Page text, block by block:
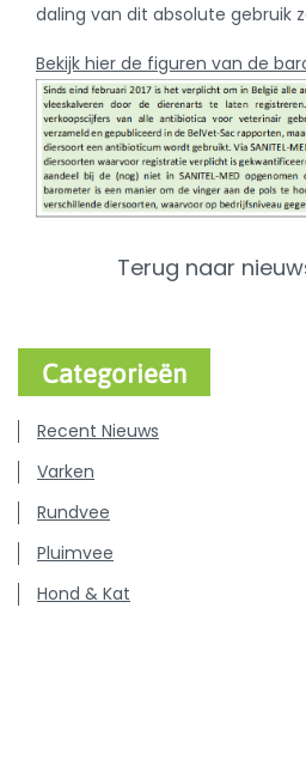
daling van dit absolute gebruik
Bekijk hier de figuren van de
Terug naar
Categorieën
Recent Nieuws
Varken
Rundvee
Pluimvee
Hond & Kat